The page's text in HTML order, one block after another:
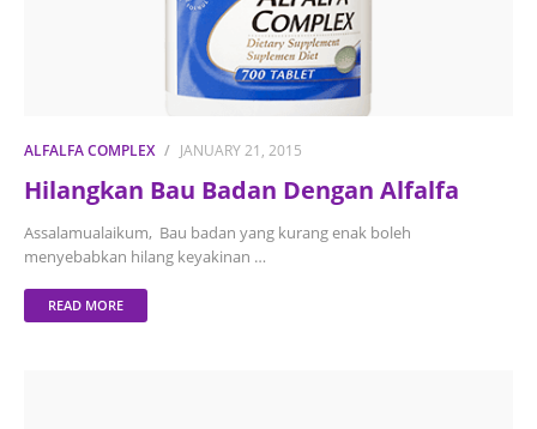
ALFALFA COMPLEX JANUARY 21, 2015
Hilangkan Bau Badan Dengan Alfalfa
Assalamualaikum, Bau badan yang kurang enak boleh
menyebabkan hilang keyakinan …
READ MORE